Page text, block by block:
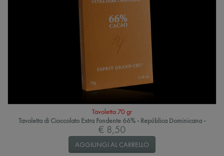
Tavoletta 70 gr
Tavoletta di Cioccolato Extra Fondente 66% - República Dominicana -
€ 8,50
AGGIUNGI AL CARRELLO